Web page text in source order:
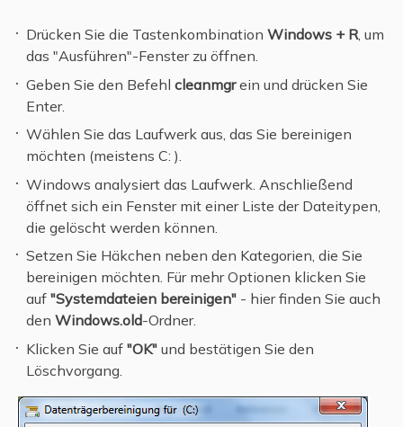
Drücken Sie die TastenkombinationWindows + R, um
das "Ausführen"-Fenster zu öffnen.
Geben Sie den Befehlcleanmgrein und drücken Sie
Enter.
Wählen Sie das Laufwerk aus, das Sie bereinigen
möchten (meistens C: ).
Windows analysiert das Laufwerk. Anschließend
öffnet sich ein Fenster mit einer Liste der Dateitypen,
die gelöscht werden können.
Setzen Sie Häkchen neben den Kategorien, die Sie
bereinigen möchten. Für mehr Optionen klicken Sie
auf"Systemdateien bereinigen" - hier finden Sie auch
denWindows.old-Ordner.
Klicken Sie auf"OK" und bestätigen Sie den
Löschvorgang.